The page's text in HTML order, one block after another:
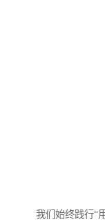
我们始终践行“